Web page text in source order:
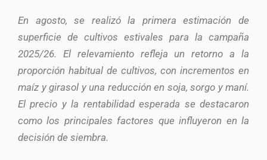
En agosto, se realizó la primera estimación de
superficie de cultivos estivales para la campaña
2025/26. El relevamiento refleja un retorno a la
proporción habitual de cultivos, con incrementos en
maíz y girasol y una reducción en soja, sorgo y maní.
El precio y la rentabilidad esperada se destacaron
como los principales factores que influyeron en la
decisión de siembra.